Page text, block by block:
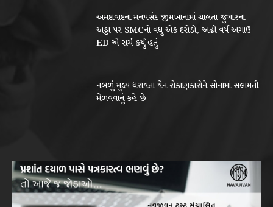
અમદાવાદના મનપસંદ જીમખાનામાં ચાલતા જુગારના
અડ્ડા પર SMCનો વધુ એક દરોડો, અઢી વર્ષ અગાઉ
ED એ સર્ચ કર્યું હતું
નબળું મુલ્ય ધરાવતા યેન રોકાણકારોને સોનામાં સલામતી
મેળવવાનું કહે છે